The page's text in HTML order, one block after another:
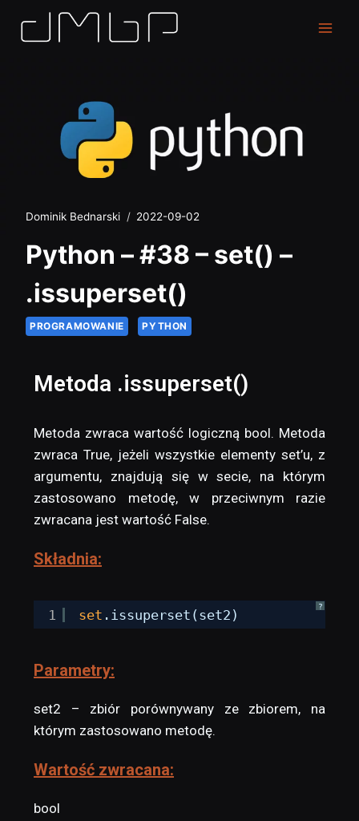
Dominik Bednarski 2022-09-02
Python – #38 – set() –
.issuperset()
PROGRAMOWANIE PYTHON
Metoda .issuperset()
Metoda zwraca wartość logiczną bool. Metoda
zwraca True, jeżeli wszystkie elementy set’u, z
argumentu, znajdują się w secie, na którym
zastosowano metodę, w przeciwnym razie
zwracana jest wartość False.
Składnia:
?
1 set .issuperset(set2)
Parametry:
set2 – zbiór porównywany ze zbiorem, na
którym zastosowano metodę.
Wartość zwracana:
bool